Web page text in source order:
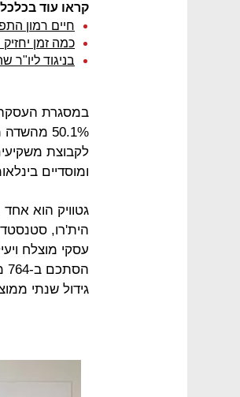
קראו עוד
חיים רמון
כמה זמן
בניגוד
ומוסדיים
גטוויק הוא
הית'רו,
גידול שנתי ממוצע בהכנסות